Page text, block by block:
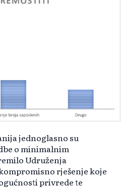
jednoglasno su
o minimalnim
Udruženja
rješenje koje
privrede te